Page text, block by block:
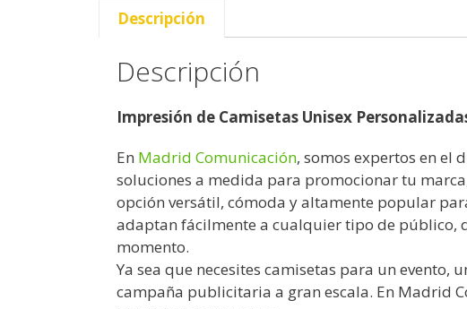
Descripción
Descripción
Impresión de Camisetas Unisex
En Madrid Comunicación, somos expertos en el
soluciones a medida para promocionar tu
opción versátil, cómoda y altamente popular
adaptan fácilmente a cualquier tipo de público,
momento.
Ya sea que necesites camisetas para un
campaña publicitaria a gran escala. En Madrid